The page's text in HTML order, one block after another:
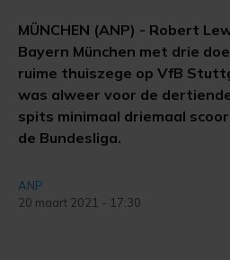
MÜNCHEN (ANP) - Robert
Bayern München met drie
ruime thuiszege op VfB
was alweer voor de
spits minimaal driemaal
de Bundesliga.
ANP
20 maart 2021 - 17:30